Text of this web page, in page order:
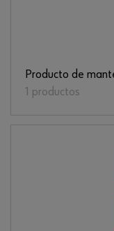
Producto de
1 productos